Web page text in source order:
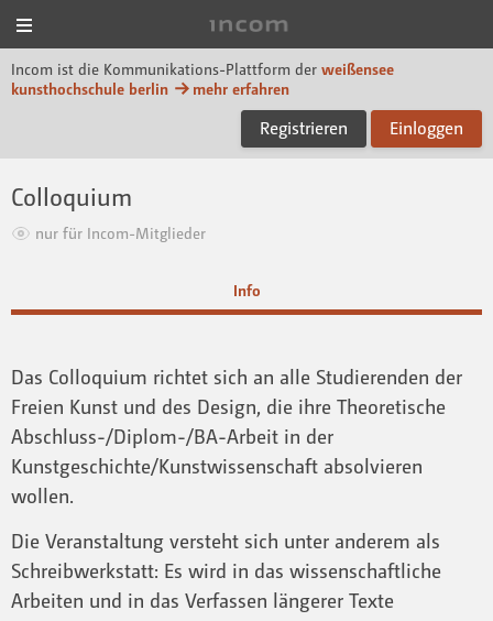
Incom ist die Kommunikations-Plattform der weißensee
kunsthochschule berlin
mehr erfahren
Registrieren Einloggen
Colloquium
nur für Incom-Mitglieder
Info
Das Colloquium richtet sich an alle Studierenden der
Freien Kunst und des Design, die ihre Theoretische
Abschluss-/Diplom-/BA-Arbeit in der
Kunstgeschichte/Kunstwissenschaft absolvieren
wollen.
Die Veranstaltung versteht sich unter anderem als
Schreibwerkstatt: Es wird in das wissenschaftliche
Arbeiten und in das Verfassen längerer Texte